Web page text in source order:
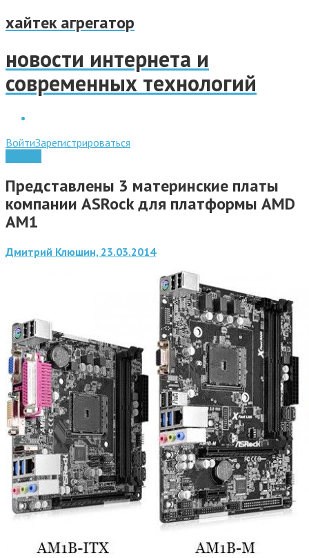
хайтек агрегатор
новости интернета и
современных технологий
ВойтиЗарегистрироваться
Представлены 3 материнские платы
компании ASRock для платформы AMD
AM1
Дмитрий Клюшин, 23.03.2014